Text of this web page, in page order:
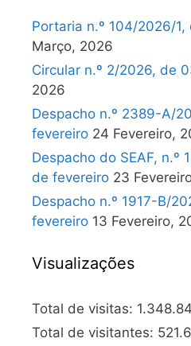
Portaria n.º 104/2026/
Março, 2026
Circular n.º 2/2026, de
2026
Despacho n.º 2389-A/
fevereiro 24 Fevereiro,
Despacho do SEAF, n.º
de fevereiro 23
Despacho n.º 1917-B/
fevereiro 13 Fevereiro,
Visualizações
Total de visitas:
Total de visitantes: